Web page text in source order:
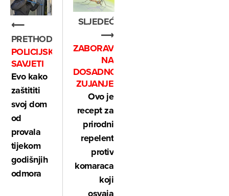
⟵
PRETHODNO
POLICIJSKI
SAVJETI
Evo kako
zaštititi
svoj dom
od
provala
tijekom
godišnjih
odmora
SLJEDEĆE
⟶
ZABORAVITE
NA
DOSADNO
ZUJANJE
Ovo je
recept za
prirodni
repelent
protiv
komaraca
koji